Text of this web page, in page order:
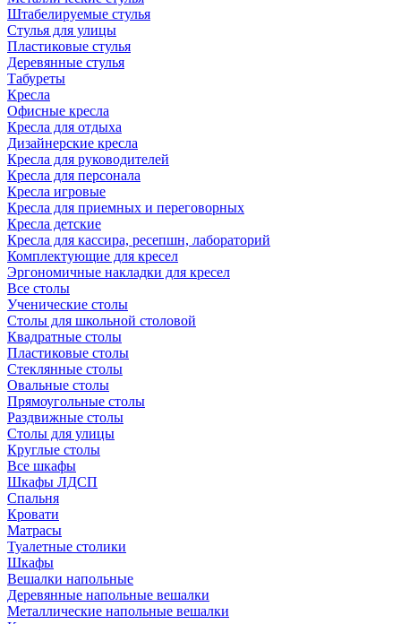
Штабелируемые стулья
Стулья для улицы
Пластиковые стулья
Деревянные стулья
Табуреты
Кресла
Офисные кресла
Кресла для отдыха
Дизайнерские кресла
Кресла для руководителей
Кресла для персонала
Кресла игровые
Кресла для приемных и переговорных
Кресла детские
Кресла для кассира, ресепшн, лабораторий
Комплектующие для кресел
Эргономичные накладки для кресел
Все столы
Ученические столы
Столы для школьной столовой
Квадратные столы
Пластиковые столы
Стеклянные столы
Овальные столы
Прямоугольные столы
Раздвижные столы
Столы для улицы
Круглые столы
Все шкафы
Шкафы ЛДСП
Спальня
Кровати
Матрасы
Туалетные столики
Шкафы
Вешалки напольные
Деревянные напольные вешалки
Металлические напольные вешалки